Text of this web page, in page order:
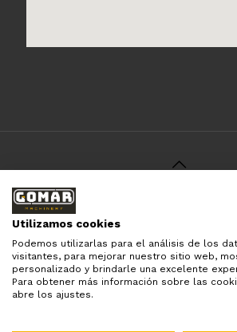
© 2021 Gomar Machinery -
Privacidad
Todas las marcas aquí mencionadas
referencia, es solo para especificar
comercializamos y el servicio que
empresa respeta todos los derechos de
Utilizamos cookies
Podemos utilizarlas para el análisis de los
visitantes, para mejorar nuestro sitio web,
personalizado y brindarle una excelente
Para obtener más información sobre las
abre los ajustes.